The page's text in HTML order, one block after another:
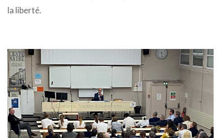
la liberté.